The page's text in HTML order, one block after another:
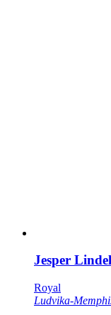
Jesper
Royal
Ludvika-